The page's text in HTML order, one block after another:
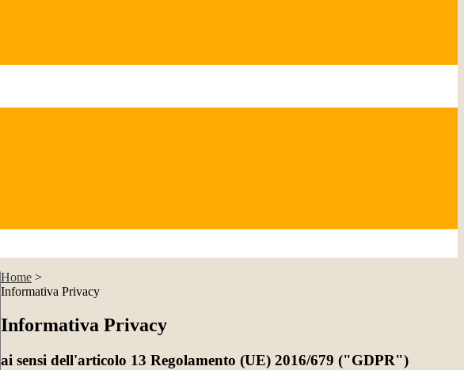
Home >
Informativa Privacy
Informativa Privacy
ai sensi dell'articolo 13 Regolamento (UE) 2016/679 ("GDPR")